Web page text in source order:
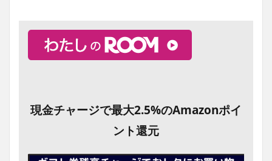
現金チャージで最大2.5%のAmazonポイ
ント還元